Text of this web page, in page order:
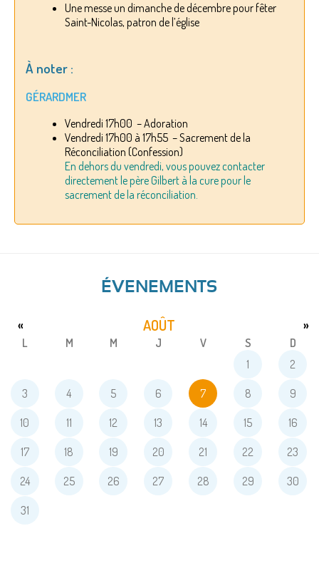
Une messe un dimanche de décembre pour fêter
Saint-Nicolas, patron de l’église
À noter :
GÉRARDMER
Vendredi 17h00 – Adoration
Vendredi 17h00 à 17h55 – Sacrement de la
Réconciliation (Confession)
En dehors du vendredi, vous pouvez contacter
directement le père Gilbert à la cure pour le
sacrement de la réconciliation.
ÉVENEMENTS
AOÛT
« »
L M M J V S
D
1
2
3 4 5 6 7 8 9
10 11 12 13 14 15 16
17 18 19 20 21 22 23
24 25 26 27 28 29 30
31